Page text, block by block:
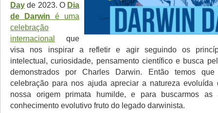
Day de 2023. O Dia
de Darwin é uma
celebração
internacional que
visa nos inspirar a refletir e agir seguindo os
intelectual, curiosidade, pensamento científico e busca
demonstrados por Charles Darwin. Então temos que
celebração para nos ajuda apreciar a natureza evoluída
nossa origem primata humilde, e para buscarmos as
conhecimento evolutivo fruto do legado darwinista.